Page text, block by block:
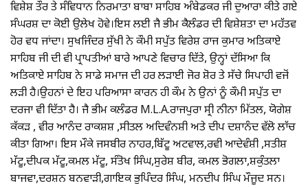
ਵਿਸ਼ੇਸ਼ ਤੌਰ ਤੇ ਸੰਵਿਧਾਨ ਨਿਰਮਾਤਾ ਬਾਬਾ ਸਾਹਿਬ ਅੰਬੇਡਕਰ ਜੀ ਦੁਆਰਾ ਕੀਤੇ ਗਏ
ਸੰਘਰਸ਼ ਦਾ ਕੋਈ ਉਲੇਖ ਹੋਵੇ।ਇਸ ਲਈ ਜੈ ਭੀਮ ਕੈਲੰਡਰ ਦੀ ਵਿਸ਼ੇਸ਼ਤਾ ਦਾ ਮਹੱਤਵ
ਹੋਰ ਵਧ ਜਾਂਦਾ। ਸੁਖਜਿੰਦਰ ਸੁੱਖੀ ਨੇ ਕੌਮੀ ਸਪੁੱਤ ਵਿਰੇਸ਼ ਰਾਜ ਕੁਮਾਰ ਅਤਿਕਾਏ
ਸਾਹਿਬ ਜੀ ਦੀ ਵੀ ਪ੍ਰਾਪਤੀਆਂ ਬਾਰੇ ਆਪਣੇ ਵਿਚਾਰ ਦਿੱਤੇ, ਉਨ੍ਹਾਂ ਦੱਸਿਆ ਕਿ
ਅਤਿਕਾਏ ਸਾਹਿਬ ਨੇ ਸਾਡੇ ਸਮਾਜ ਦੀ ਹਰ ਲੜਾਈ ਜੋਰ ਸ਼ੋਰ ਤੇ ਸੱਚੇ ਸਿਪਾਹੀ ਵਜੋਂ
ਲੜੀ ਹੈ।ਉਹਨਾਂ ਦੇ ਇਹ ਪਰਿਆਸਾ ਕਾਰਨ ਹੀ ਕੌਮ ਨੇ ਉਨਾਂ ਨੂੰ ਕੌਮੀ ਸਪੁੱਤ ਦਾ
ਦਰਜਾ ਵੀ ਦਿੱਤਾ ਹੈ। ਜੈ ਭੀਮ ਕਲੰਡਰ M.L.A.ਰਾਜਪੁਰਾ ਸ੍ਰੀ ਨੀਨਾ ਮਿੱਤਲ, ਯੋਗੇਸ਼
ਕੱਕੜ , ਵੀਰ ਆਨੰਦ ਰਾਕਸ਼ਸ਼ ,ਸੀਤਲ ਅਦਿਵੰਨਸ਼ੀ ਅਤੇ ਦੀਪ ਦਸ਼ਾਨੰਦ ਵੱਲੋ ਲਾੱਚ
ਕੀਤਾ ਗਿਆ। ਇਸ ਮੌਕੇ ਜਸਬੀਰ ਨਾਹਰ,ਬਿੱਟੂ ਅਟਵਾਲ,ਰਵੀ ਆਦੇਵੰਸ਼ੀ ,ਸਤੀਸ਼
ਮੱਟੂ,ਦੀਪਕ ਮੱਟੂ,ਕਮਲ ਮੱਟੂ, ਸੰਤੋਖ ਸਿੰਘ,ਸੁਰੇਸ਼ ਬੀਰ, ਕਮਲ ਭੋਗਲਾ,ਸ਼ਕੁੰਤਲਾ
ਬਾਜਵਾ,ਦਰਸ਼ਨ ਬਨਵਾੜੀ,ਗਾਇਕ ਭੁਪਿੰਦਰ ਸਿੰਘ, ਮਨਦੀਪ ਸਿੰਘ ਮੌਜੂਦ ਸਨ।